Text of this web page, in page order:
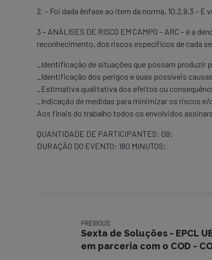
2. – Foi dada ênfase ao item da norma, 10.2.9.3 –
3 – ANÁLISES DE RISCO EM CAMPO – ARC – é
reconhecimento, dos riscos específicos de cada
_Identificação de situações que possam produzir
_Identificação dos perigos e suas possíveis causas.
_Estimativa qualitativa dos efeitos ou
_Indicação de medidas para minimizar os riscos e/
Aos finais do trabalho todos os envolvidos
QUANTIDADE DE PARTICIPANTES: 09;
DURAÇÃO DO EVENTO: 180 MINUTOS;
PREVIOUS
Sexta de Soluções - EPCL
em parceria com o COD -